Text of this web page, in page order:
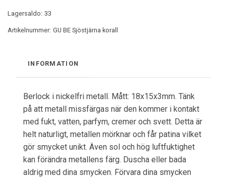
Lagersaldo: 33
Artikelnummer: GU BE Sjöstjärna korall
INFORMATION
Berlock i nickelfri metall. Mått: 18x15x3mm. Tänk
på att metall missfärgas när den kommer i kontakt
med fukt, vatten, parfym, cremer och svett. Detta är
helt naturligt, metallen mörknar och får patina vilket
gör smycket unikt. Även sol och hög luftfuktighet
kan förändra metallens färg. Duscha eller bada
aldrig med dina smycken. Förvara dina smycken